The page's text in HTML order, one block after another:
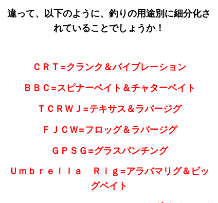
違って、以下のように、釣りの用途別に細分化さ
れていることでしょうか！
ＣＲＴ=クランク＆バイブレーション
ＢＢＣ=スピナーベイト＆チャターベイト
ＴＣＲＷＪ=テキサス＆ラバージグ
ＦＪＣＷ=フロッグ＆ラバージグ
ＧＰＳＧ=グラスパンチング
Ｕｍｂｒｅｌｌａ Ｒｉｇ=アラバマリグ＆ビッ
グベイト